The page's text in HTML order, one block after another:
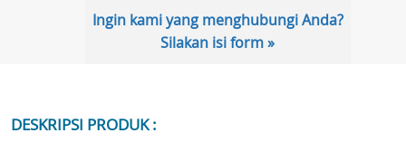
Ingin kami yang menghubungi Anda?
Silakan isi form »
DESKRIPSI PRODUK :